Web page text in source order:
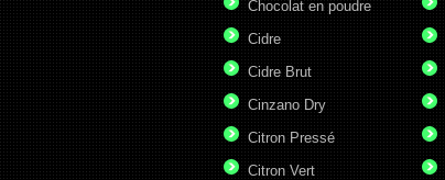
Chocolat en poudre
Cidre
Cidre Brut
Cinzano Dry
Citron Pressé
Citron Vert